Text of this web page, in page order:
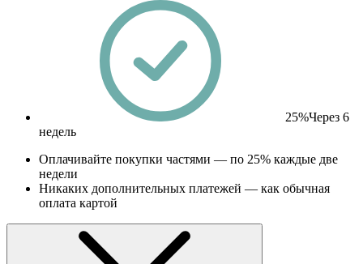
25%Через 6
недель
Оплачивайте покупки частями — по 25% каждые две
недели
Никаких дополнительных платежей — как обычная
оплата картой